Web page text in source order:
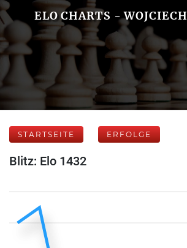
ELO CHARTS - WOJCIECH
STARTSEITE ERFOLGE
Blitz: Elo 1432